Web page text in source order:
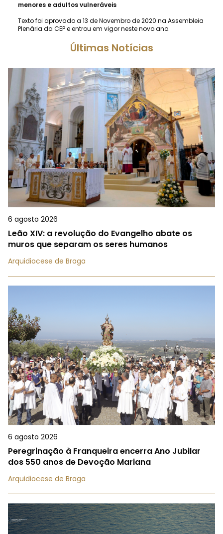
menores e adultos vulneráveis
Texto foi aprovado a 13 de Novembro de 2020 na Assembleia
Plenária da CEP e entrou em vigor neste novo ano.
Últimas Notícias
6 agosto 2026
Leão XIV: a revolução do Evangelho abate os
muros que separam os seres humanos
Arquidiocese de Braga
6 agosto 2026
Peregrinação à Franqueira encerra Ano Jubilar
dos 550 anos de Devoção Mariana
Arquidiocese de Braga